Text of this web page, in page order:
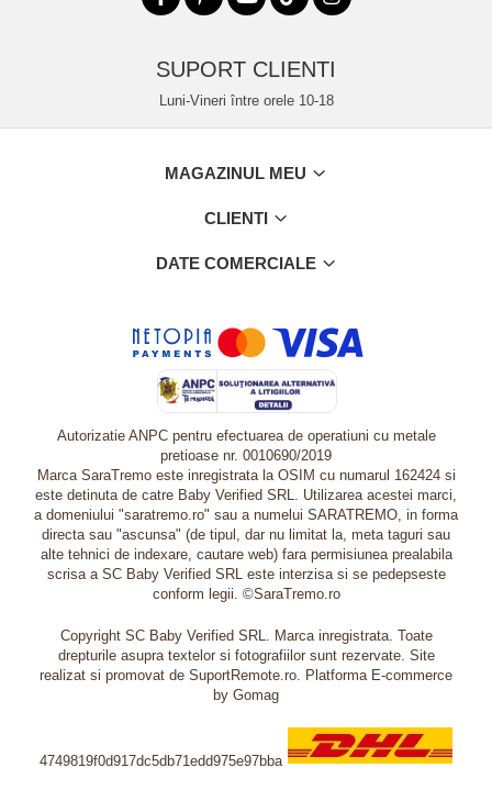
SUPORT CLIENTI
Luni-Vineri între orele 10-18
MAGAZINUL MEU
CLIENTI
DATE COMERCIALE
Autorizatie ANPC pentru efectuarea de operatiuni cu metale
pretioase nr. 0010690/2019
Marca SaraTremo este inregistrata la OSIM cu numarul 162424 si
este detinuta de catre Baby Verified SRL. Utilizarea acestei marci,
a domeniului "saratremo.ro" sau a numelui SARATREMO, in forma
directa sau "ascunsa" (de tipul, dar nu limitat la, meta taguri sau
alte tehnici de indexare, cautare web) fara permisiunea prealabila
scrisa a SC Baby Verified SRL este interzisa si se pedepseste
conform legii. ©SaraTremo.ro
Copyright SC Baby Verified SRL. Marca inregistrata. Toate
drepturile asupra textelor si fotografiilor sunt rezervate. Site
realizat si promovat de SuportRemote.ro. Platforma E-commerce
by Gomag
4749819f0d917dc5db71edd975e97bba